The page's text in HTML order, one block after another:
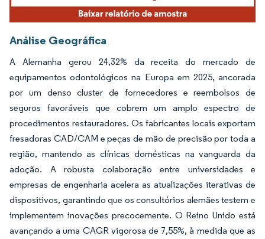
Análise Geográfica
A Alemanha gerou 24,32% da receita do mercado de
equipamentos odontológicos na Europa em 2025, ancorada
por um denso cluster de fornecedores e reembolsos de
seguros favoráveis que cobrem um amplo espectro de
procedimentos restauradores. Os fabricantes locais exportam
fresadoras CAD/CAM e peças de mão de precisão por toda a
região, mantendo as clínicas domésticas na vanguarda da
adoção. A robusta colaboração entre universidades e
empresas de engenharia acelera as atualizações iterativas de
dispositivos, garantindo que os consultórios alemães testem e
implementem inovações precocemente. O Reino Unido está
avançando a uma CAGR vigorosa de 7,55%, à medida que as